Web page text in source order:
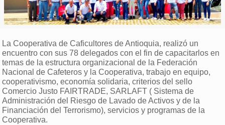
La Cooperativa de Caficultores de Antioquia, realizó un
encuentro con sus 78 delegados con el fin de capacitarlos en
temas de la estructura organizacional de la Federación
Nacional de Cafeteros y la Cooperativa, trabajo en equipo,
cooperativismo, economía solidaria, criterios del sello
Comercio Justo FAIRTRADE, SARLAFT ( Sistema de
Administración del Riesgo de Lavado de Activos y de la
Financiación del Terrorismo), servicios y programas de la
Cooperativa.